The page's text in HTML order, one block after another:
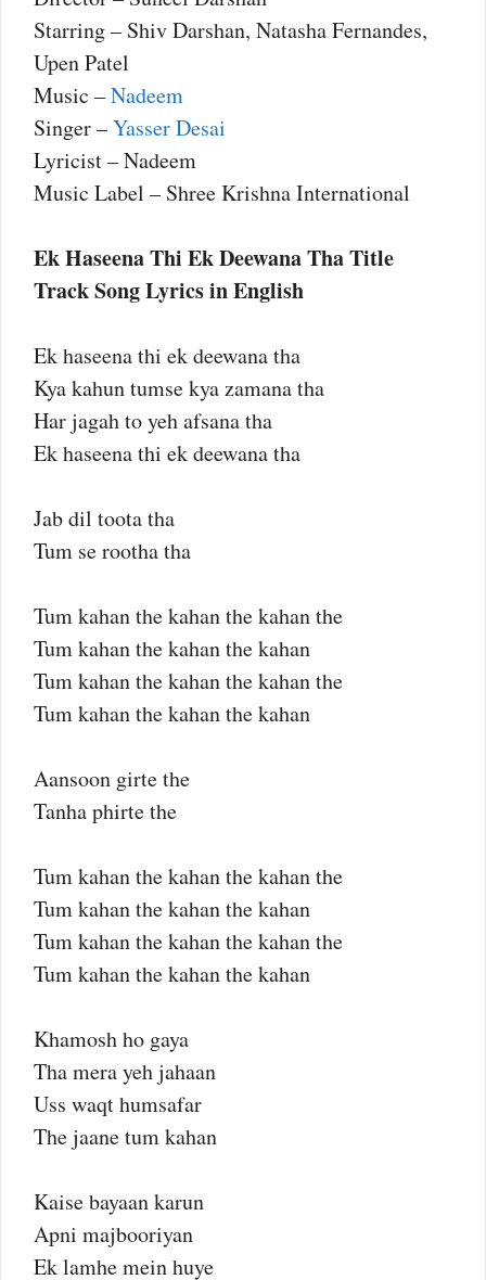
Starring – Shiv Darshan, Natasha Fernandes,
Upen Patel
Music –Nadeem
Singer –Yasser Desai
Lyricist – Nadeem
Music Label – Shree Krishna International
Ek Haseena Thi Ek Deewana Tha Title
Track Song Lyrics in English
Ek haseena thi ek deewana tha
Kya kahun tumse kya zamana tha
Har jagah to yeh afsana tha
Ek haseena thi ek deewana tha
Jab dil toota tha
Tum se rootha tha
Tum kahan the kahan the kahan the
Tum kahan the kahan the kahan
Tum kahan the kahan the kahan the
Tum kahan the kahan the kahan
Aansoon girte the
Tanha phirte the
Tum kahan the kahan the kahan the
Tum kahan the kahan the kahan
Tum kahan the kahan the kahan the
Tum kahan the kahan the kahan
Khamosh ho gaya
Tha mera yeh jahaan
Uss waqt humsafar
The jaane tum kahan
Kaise bayaan karun
Apni majbooriyan
Ek lamhe mein huye